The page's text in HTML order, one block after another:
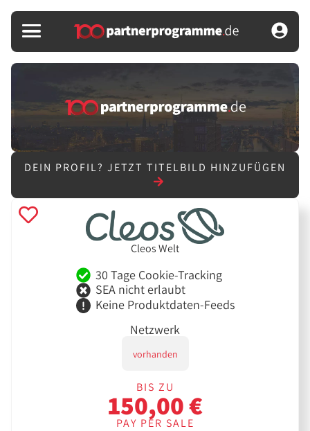
DEIN PROFIL? JETZT TITELBILD HINZUFÜGEN
Cleos Welt
30 Tage Cookie-Tracking
SEA nicht erlaubt
Keine Produktdaten-Feeds
Netzwerk
vorhanden
BIS ZU
150,00 €
PAY PER SALE